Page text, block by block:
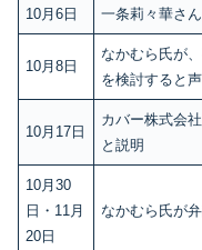
10月6日 一条莉々華さ
10月8日
なかむら氏が
を検討すると
10月17日
カバー株式会
と説明
10月30
日・11月
20日
なかむら氏が